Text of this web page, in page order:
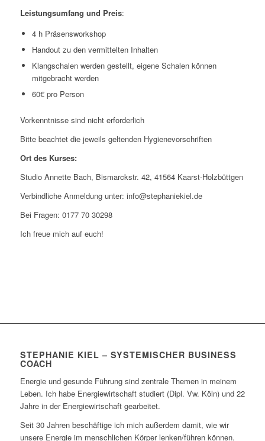
Leistungsumfang und Preis:
4 h Präsensworkshop
Handout zu den vermittelten Inhalten
Klangschalen werden gestellt, eigene Schalen können
mitgebracht werden
60€ pro Person
Vorkenntnisse sind nicht erforderlich
Bitte beachtet die jeweils geltenden Hygienevorschriften
Ort des Kurses:
Studio Annette Bach, Bismarckstr. 42, 41564 Kaarst-Holzbüttgen
Verbindliche Anmeldung unter: info@stephaniekiel.de
Bei Fragen: 0177 70 30298
Ich freue mich auf euch!
STEPHANIE KIEL – SYSTEMISCHER BUSINESS
COACH
Energie und gesunde Führung sind zentrale Themen in meinem
Leben. Ich habe Energiewirtschaft studiert (Dipl. Vw. Köln) und 22
Jahre in der Energiewirtschaft gearbeitet.
Seit 30 Jahren beschäftige ich mich außerdem damit, wie wir
unsere Energie im menschlichen Körper lenken/führen können.